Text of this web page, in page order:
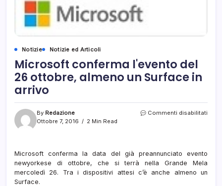
Notizie Notizie ed Articoli
Microsoft conferma l'evento del
26 ottobre, almeno un Surface in
arrivo
By Redazione
Ottobre 7, 2016
2 Min Read
Commenti disabilitati
Microsoft conferma la data del già preannunciato evento
newyorkese di ottobre, che si terrà nella Grande Mela
mercoledì 26. Tra i dispositivi attesi c’è anche almeno un
Surface.